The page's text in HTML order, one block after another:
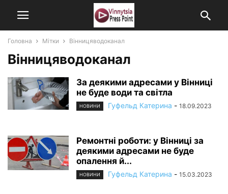
Головна Мітки Вінницяводоканал
Вінницяводоканал
За деякими адресами у Вінниці
не буде води та світла
НОВИНИ Гуфельд Катерина - 18.09.2023
Ремонтні роботи: у Вінниці за
деякими адресами не буде
опалення й...
НОВИНИ Гуфельд Катерина - 15.03.2023